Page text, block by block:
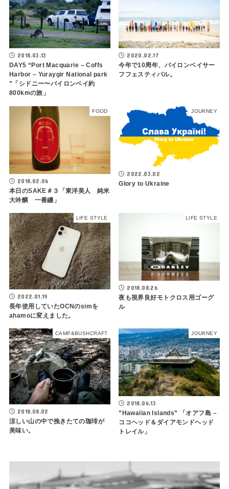
2018.03.13
DAY5 “Port Macquarie – Coffs
Harbor – Yuraygir National park
”「シドニー〜バイロンベイ約
800kmの旅」
2020.02.17
今年で10周年、バイロンベイサー
フフェスティバル。
FOOD
2018.02.06
本日のSAKE＃３「東洋美人 純米
大吟醸 一番纏」
JOURNEY
2022.03.02
Glory to Ukraine
LIFE STYLE
2022.01.19
長年使用していたOCNのsimを
ahamoに変えました。
LIFE STYLE
2018.08.26
夜も視界良好モトクロス用ゴーグ
ル
CAMP&BUSHCRAFT
2018.08.02
涼しい山の中で挽きたての珈琲が
美味い。
JOURNEY
2018.06.13
”Hawaiian Islands” 「オアフ島 –
ココヘッド＆ダイアモンドヘッド
トレイル」